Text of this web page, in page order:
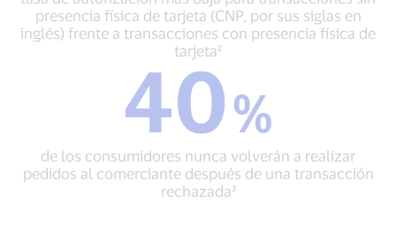
más
baja
para
transacciones
sin
presencia
física
de
(CNP,
por
sus
presencia física de tarjeta (CNP, por sus siglas en
inglés) frente a transacciones con presencia física de
tarjeta²
40
de
los
consumidores
nunca
volverán
a
40%
de los consumidores nunca volverán a realizar
pedidos al comerciante después de una transacción
rechazada³